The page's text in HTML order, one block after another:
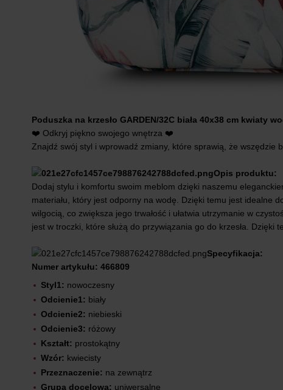
Poduszka na krzesło GARDEN/32C biała 40x38 cm kwiaty
❤️ Odkryj piękno swojego wnętrza ❤️
Znajdź swój styl i wprowadź zmiany, które sprawią, że
Opis produktu:
Dodaj stylu i komfortu swoim meblom dzięki naszemu
materiału, który jest odporny na wodę. Dzięki temu jest idealne
wilgocią, co zwiększa jego trwałość i ułatwia utrzymanie w
jest w troczki, które służą do przywiązania go do krzesła.
Specyfikacja:
Numer artykułu: 466809
Styl1: nowoczesny
Odcienie1: biały
Odcienie2: niebieski
Odcienie3: różowy
Kształt: prostokątny
Wzór: kwiecisty
Przeznaczenie: na zewnątrz
Grupa docelowa: uniwersalne